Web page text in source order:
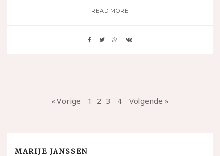
READ MORE
« Vorige 1 2 3 4 Volgende »
MARIJE JANSSEN